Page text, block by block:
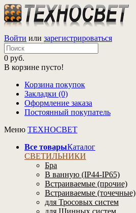
Войти или зарегистрироваться
0 руб.
В корзине пусто!
Корзина покупок
Закладки (0)
Оформление заказа
Постоянный покупатель
Меню ТЕХНОСВЕТ
Все товарыКаталог
СВЕТИЛЬНИКИ
Бра
В ванную (IP44-IP65)
Встраиваемые (прочие)
Встраиваемые (точечные)
для Тросовых систем
для Шинных систем